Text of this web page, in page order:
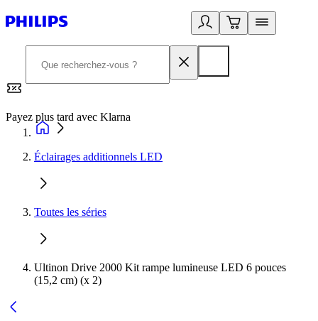
Payez plus tard avec Klarna
Éclairages additionnels LED
Toutes les séries
Ultinon Drive 2000 Kit rampe lumineuse LED 6 pouces
(15,2 cm) (x 2)